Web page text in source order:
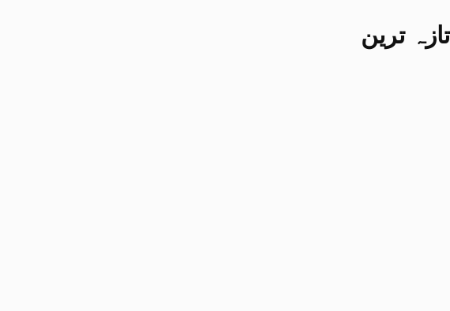
تازہ ترین